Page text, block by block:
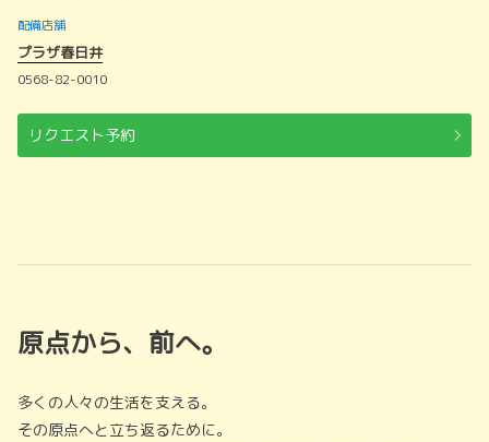
配備店舗
プラザ春日井
0568-82-0010
リクエスト予約
原点から、前へ。
多くの人々の生活を支える。
その原点へと立ち返るために。